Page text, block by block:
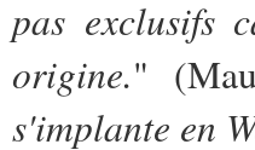
pas exclusifs
origine."
s'implante en